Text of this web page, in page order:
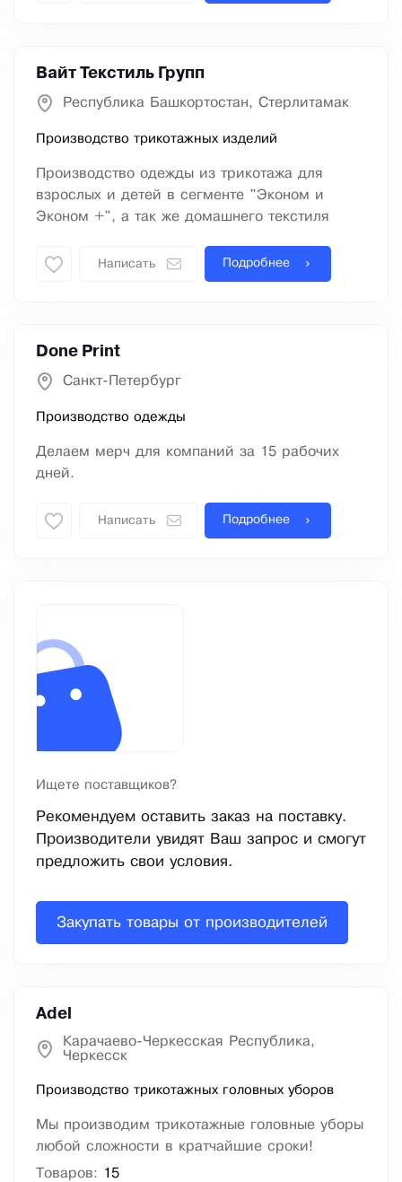
Вайт Текстиль Групп
Республика Башкортостан, Стерлитамак
Производство трикотажных изделий
Производство одежды из трикотажа для
взрослых и детей в сегменте "Эконом и
Эконом +", а так же домашнего текстиля
Написать Подробнее
Done Print
Санкт-Петербург
Производство одежды
Делаем мерч для компаний за 15 рабочих
дней.
Написать Подробнее
Ищете поставщиков?
Рекомендуем оставить заказ на поставку.
Производители увидят Ваш запрос и смогут
предложить свои условия.
Закупать товары от производителей
Adel
Карачаево-Черкесская Республика,
Черкесск
Производство трикотажных головных уборов
Мы производим трикотажные головные уборы
любой сложности в кратчайшие сроки!
Товаров: 15